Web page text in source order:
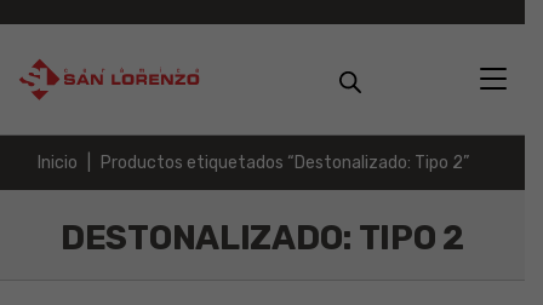
Inicio Productos etiquetados “Destonalizado: Tipo 2”
DESTONALIZADO: TIPO 2